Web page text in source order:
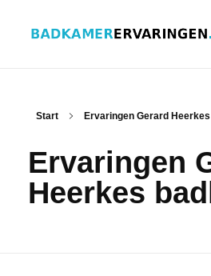
ERVARINGEN BADKAMERS
Start Ervaringen Gerard
Ervaringen
Heerkes